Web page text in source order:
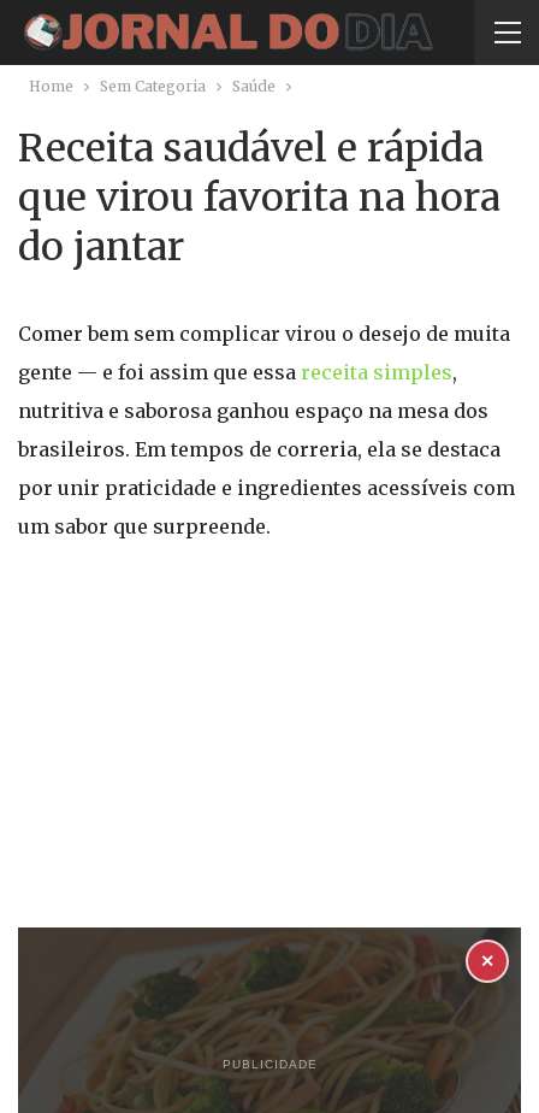
Home Sem Categoria Saúde
Receita saudável e rápida
que virou favorita na hora
do jantar
Comer bem sem complicar virou o desejo de muita
gente — e foi assim que essa receita simples,
nutritiva e saborosa ganhou espaço na mesa dos
brasileiros. Em tempos de correria, ela se destaca
por unir praticidade e ingredientes acessíveis com
um sabor que surpreende.
PUBLICIDADE
✕